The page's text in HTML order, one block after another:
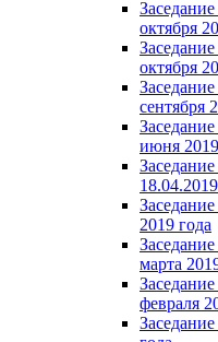
октября
октября
сентября
июня
2019 года
марта
февраля